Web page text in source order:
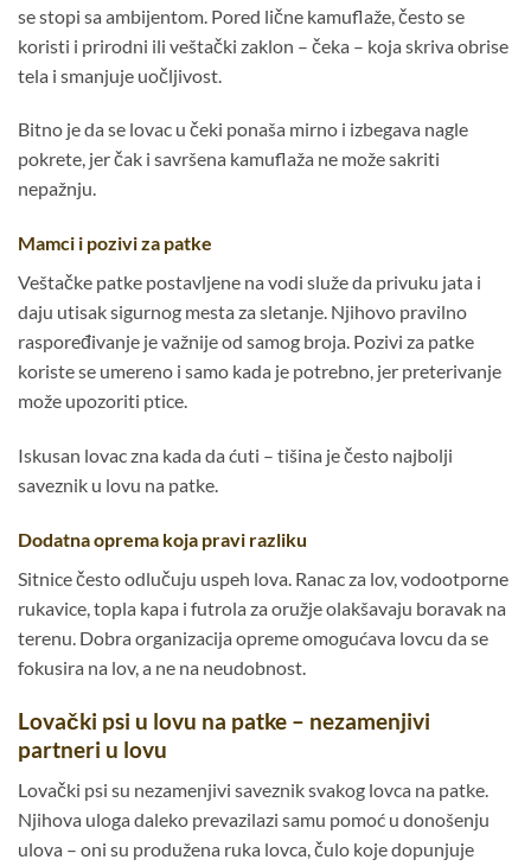
se stopi sa ambijentom. Pored lične kamuflaže, često se
koristi i prirodni ili veštački zaklon – čeka – koja skriva obrise
tela i smanjuje uočljivost.
Bitno je da se lovac u čeki ponaša mirno i izbegava nagle
pokrete, jer čak i savršena kamuflaža ne može sakriti
nepažnju.
Mamci i pozivi za patke
Veštačke patke postavljene na vodi služe da privuku jata i
daju utisak sigurnog mesta za sletanje. Njihovo pravilno
raspoređivanje je važnije od samog broja. Pozivi za patke
koriste se umereno i samo kada je potrebno, jer preterivanje
može upozoriti ptice.
Iskusan lovac zna kada da ćuti – tišina je često najbolji
saveznik u lovu na patke.
Dodatna oprema koja pravi razliku
Sitnice često odlučuju uspeh lova. Ranac za lov, vodootporne
rukavice, topla kapa i futrola za oružje olakšavaju boravak na
terenu. Dobra organizacija opreme omogućava lovcu da se
fokusira na lov, a ne na neudobnost.
Lovački psi u lovu na patke – nezamenjivi
partneri u lovu
Lovački psi su nezamenjivi saveznik svakog lovca na patke.
Njihova uloga daleko prevazilazi samu pomoć u donošenju
ulova – oni su produžena ruka lovca, čulo koje dopunjuje